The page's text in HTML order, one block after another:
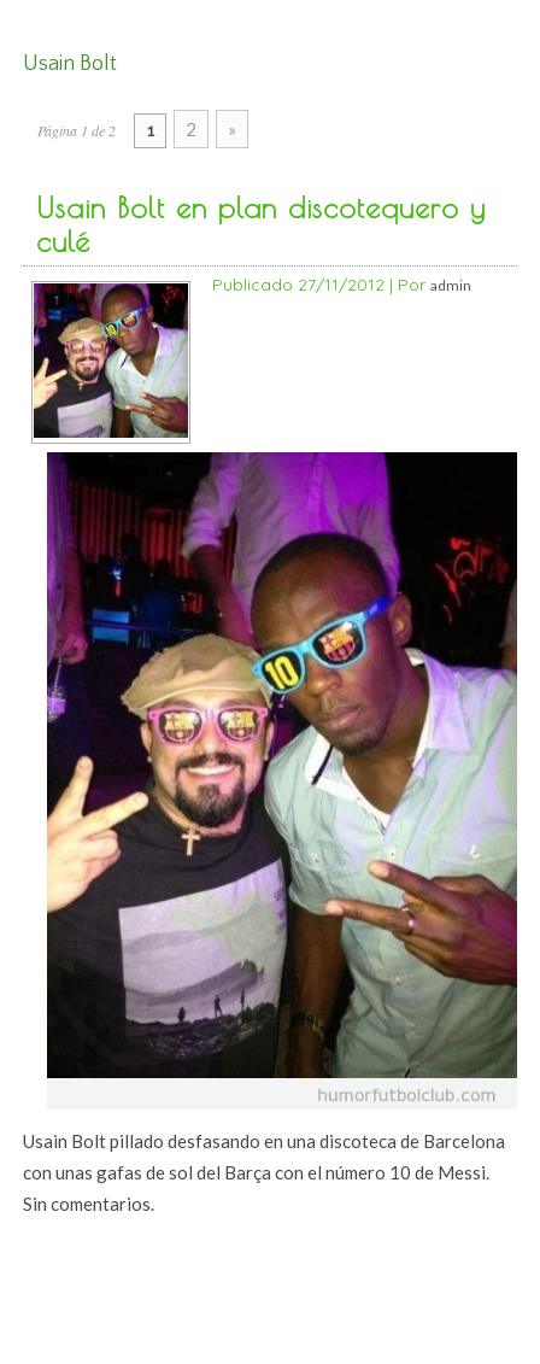
Usain Bolt
Página 1 de 2 1 2 »
Usain Bolt en plan discotequero y
culé
Publicado 27/11/2012 | Por admin
Usain Bolt pillado desfasando en una discoteca de Barcelona
con unas gafas de sol del Barça con el número 10 de Messi.
Sin comentarios.